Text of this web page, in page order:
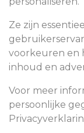
Ze zijn
voorkeuren en
inhoud en
Voor meer
persoonlijke